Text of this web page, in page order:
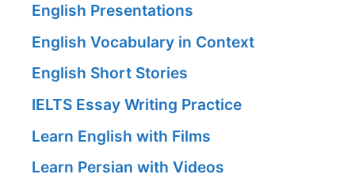
English Presentations
English Vocabulary in Context
English Short Stories
IELTS Essay Writing Practice
Learn English with Films
Learn Persian with Videos